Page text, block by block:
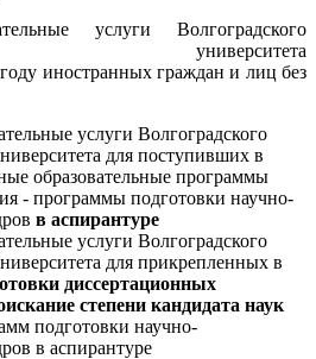
услуги Волгоградского
университета
году иностранных граждан и лиц без
услуги Волгоградского
для поступивших в
образовательные программы
- программы подготовки научно-
в аспирантуре
услуги Волгоградского
для прикрепленных в
диссертационных
степени кандидата наук
подготовки научно-
в аспирантуре